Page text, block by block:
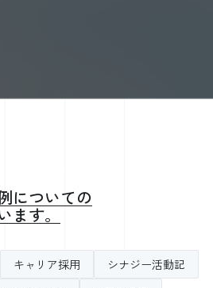
についての
ます。
キャリア採用
シナジー活動記